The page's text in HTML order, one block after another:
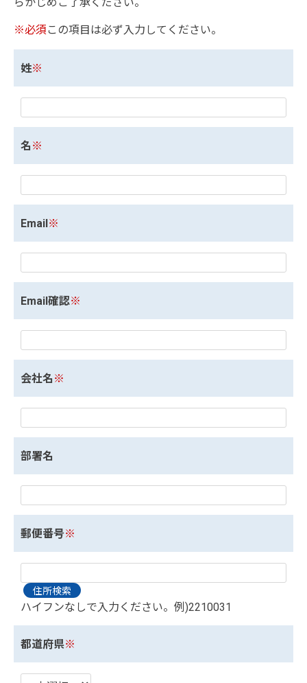
※必須 この項目は必ず入力してください。
姓※
名 ※
Email※
Email確認※
会社名 ※
部署名
郵便番号※
ハイフンなしで入力ください。例)2210031
都道府県※